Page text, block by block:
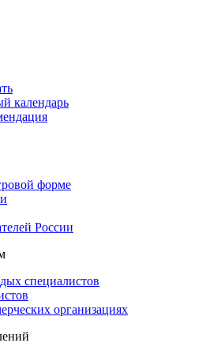
календарь
форме
России
специалистов
организациях